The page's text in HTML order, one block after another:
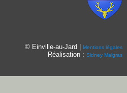
© Einville-au-Jard |Mentions légales
Réalisation :Sidney Malgras